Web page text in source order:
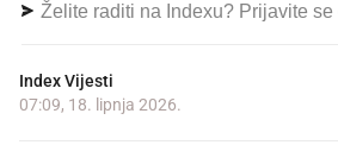
Želite raditi na Indexu? Prijavite se
Index Vijesti
07:09, 18. lipnja 2026.